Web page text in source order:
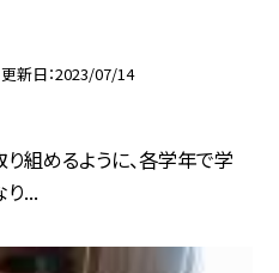
更新日 2023/07/14
組めるように、各学年で学
...